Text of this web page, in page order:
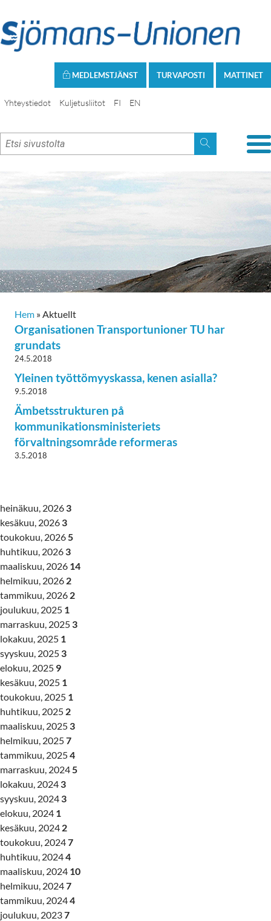
MATTINET
TURVAPOSTI
MEDLEMSTJÄNST
Yhteystiedot Kuljetusliitot FI EN
Hem »Aktuellt
Organisationen Transportunioner TU har
grundats
24.5.2018
Yleinen työttömyyskassa, kenen asialla?
9.5.2018
Ämbetsstrukturen på
kommunikationsministeriets
förvaltningsområde reformeras
3.5.2018
heinäkuu, 2026 3
kesäkuu, 2026 3
toukokuu, 2026 5
huhtikuu, 2026 3
maaliskuu, 2026 14
helmikuu, 2026 2
tammikuu, 2026 2
joulukuu, 2025 1
marraskuu, 2025 3
lokakuu, 2025 1
syyskuu, 2025 3
elokuu, 2025 9
kesäkuu, 2025 1
toukokuu, 2025 1
huhtikuu, 2025 2
maaliskuu, 2025 3
helmikuu, 20257
tammikuu, 20254
marraskuu, 2024 5
lokakuu, 2024 3
syyskuu, 2024 3
elokuu, 2024 1
kesäkuu, 2024 2
toukokuu, 20247
huhtikuu, 20244
maaliskuu, 2024 10
helmikuu, 20247
tammikuu, 20244
joulukuu, 20237